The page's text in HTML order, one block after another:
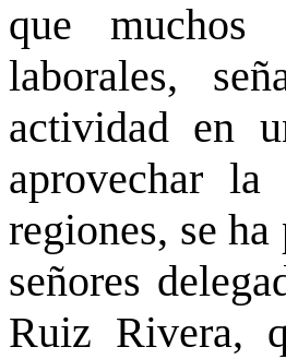
que muchos
laborales,
actividad en
aprovechar
regiones, se
señores
Ruiz Rivera,